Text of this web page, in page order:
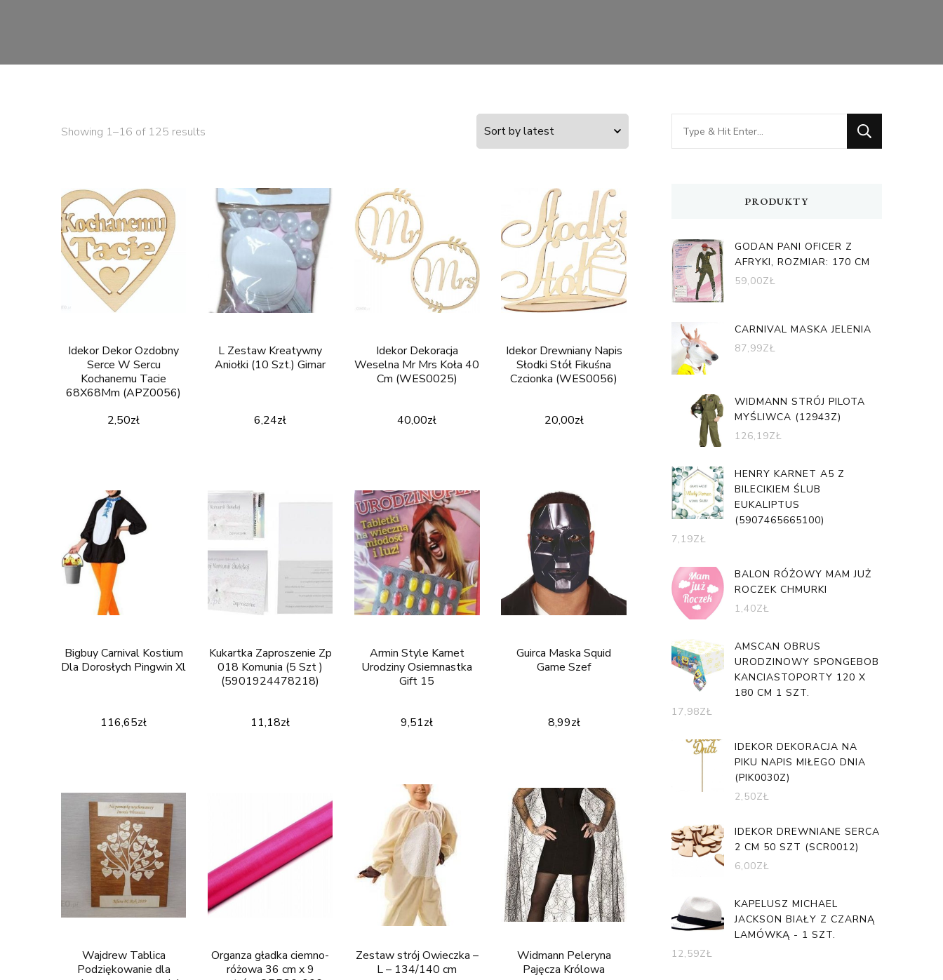
Showing 1–16 of 125 results
Idekor Dekor Ozdobny
Serce W Sercu
Kochanemu Tacie
68X68Mm (APZ0056)
2,50zł
L Zestaw Kreatywny
Aniołki (10 Szt.) Gimar
6,24zł
Idekor Dekoracja
Weselna Mr Mrs Koła 40
Cm (WES0025)
40,00zł
Idekor Drewniany Napis
Słodki Stół Fikuśna
Czcionka (WES0056)
20,00zł
Bigbuy Carnival Kostium
Dla Dorosłych Pingwin Xl
116,65zł
Kukartka Zaproszenie Zp
018 Komunia (5 Szt )
(5901924478218)
11,18zł
Armin Style Karnet
Urodziny Osiemnastka
Gift 15
9,51zł
Guirca Maska Squid
Game Szef
8,99zł
Wajdrew Tablica
Podziękowanie dla
Organza gładka ciemno-
różowa 36 cm x 9
Zestaw strój Owieczka –
L – 134/140 cm
Widmann Peleryna
Pajęcza Królowa
Looking
for
PRODUKTY
GODAN PANI OFICER Z
AFRYKI, ROZMIAR: 170 CM
59,00ZŁ
CARNIVAL MASKA JELENIA
87,99ZŁ
WIDMANN STRÓJ PILOTA
MYŚLIWCA (12943Z)
126,19ZŁ
HENRY KARNET A5 Z
BILECIKIEM ŚLUB
EUKALIPTUS
(5907465665100)
7,19ZŁ
BALON RÓŻOWY MAM JUŻ
ROCZEK CHMURKI
1,40ZŁ
AMSCAN OBRUS
URODZINOWY SPONGEBOB
KANCIASTOPORTY 120 X
180 CM 1 SZT.
17,98ZŁ
IDEKOR DEKORACJA NA
PIKU NAPIS MIŁEGO DNIA
(PIK0030Z)
2,50ZŁ
IDEKOR DREWNIANE SERCA
2 CM 50 SZT (SCR0012)
6,00ZŁ
KAPELUSZ MICHAEL
JACKSON BIAŁY Z CZARNĄ
LAMÓWKĄ - 1 SZT.
12,59ZŁ